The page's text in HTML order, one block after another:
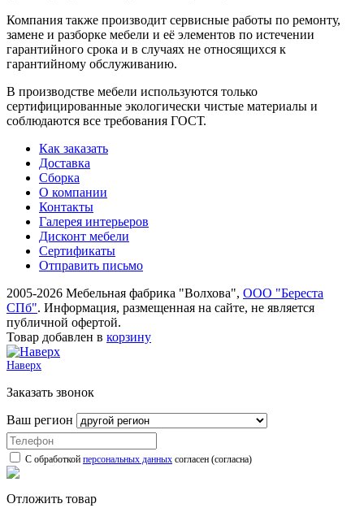
Компания также производит сервисные работы по ремонту,
замене и разборке мебели и её элементов по истечении
гарантийного срока и в случаях не относящихся к
гарантийному обслуживанию.
В производстве мебели используются только
сертифицированные экологически чистые материалы и
соблюдаются все требования ГОСТ.
Как заказать
Доставка
Сборка
О компании
Контакты
Галерея интерьеров
Дисконт мебели
Сертификаты
Отправить письмо
2005-2026 Мебельная фабрика "Волхова", ООО "Береста
СПб". Информация, размещенная на сайте, не является
публичной офертой.
Товар добавлен в корзину
Наверх
Заказать звонок
Ваш регион
С обработкой персональных данных согласен (согласна)
Отложить товар